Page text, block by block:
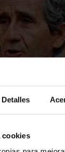
Detalles
cookies
Alain
no se alejó del